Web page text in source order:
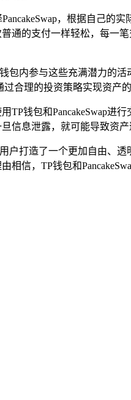
，根据自己的
通的支付一样轻松，每一
包内参与这些充满潜力的
合理的投资策略实现资产的
钱包和PancakeSwap进
信息泄露，就可能导致资产
户打造了一个更加自由、
信，TP钱包和